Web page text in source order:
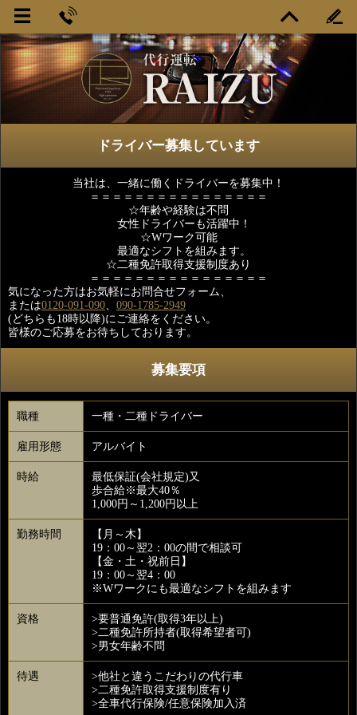
ドライバー募集しています
当社は、一緒に働くドライバーを募集中！
＝＝＝＝＝＝＝＝＝＝＝＝＝＝＝＝
☆年齢や経験は不問
女性ドライバーも活躍中！
☆Wワーク可能
最適なシフトを組みます。
☆二種免許取得支援制度あり
＝＝＝＝＝＝＝＝＝＝＝＝＝＝＝＝
気になった方はお気軽にお問合せフォーム、
または0120-091-090、 090-1785-2949
(どちらも18時以降)にご連絡をください。
皆様のご応募をお待ちしております。
募集要項
職種 一種・二種ドライバー
雇用形態 アルバイト
時給
最低保証(会社規定)又
歩合給※最大40％
1,000円～1,200円以上
勤務時間
【月～木】
19：00～翌2：00の間で相談可
【金・土・祝前日】
19：00～翌4：00
※Wワークにも最適なシフトを組みます
資格
>要普通免許(取得3年以上)
>二種免許所持者(取得希望者可)
>男女年齢不問
待遇
>他社と違うこだわりの代行車
>二種免許取得支援制度有り
>全車代行保険/任意保険加入済